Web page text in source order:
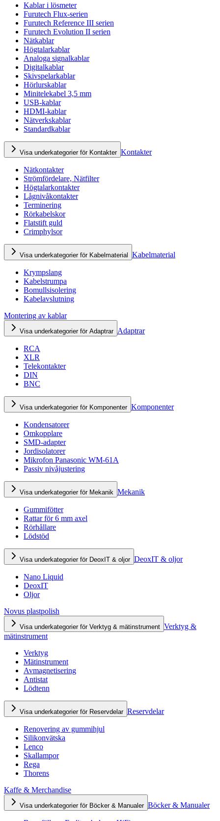
Kablar i lösmeter
Furutech Flux-serien
Furutech Reference III serien
Furutech Evolution II serien
Nätkablar
Högtalarkablar
Analoga signalkablar
Digitalkablar
Skivspelarkablar
Hörlurskablar
Minitelekabel 3,5 mm
USB-kablar
HDMI-kablar
Nätverkskablar
Standardkablar
Visa underkategorier för Kontakter Kontakter
Nätkontakter
Strömfördelare, Nätfilter
Högtalarkontakter
Lågnivåkontakter
Terminering
Rörkabelskor
Flatstift guld
Crimphylsor
Visa underkategorier för Kabelmaterial Kabelmaterial
Krympslang
Kabelstrumpa
Bomullsisolering
Kabelavslutning
Montering av kablar
Visa underkategorier för Adaptrar Adaptrar
RCA
XLR
Telekontakter
DIN
BNC
Visa underkategorier för Komponenter Komponenter
Kondensatorer
Omkopplare
SMD-adapter
Jordisolatorer
Mikrofon Panasonic WM-61A
Passiv nivåjustering
Visa underkategorier för Mekanik Mekanik
Gummifötter
Rattar för 6 mm axel
Rörhållare
Lödstöd
Visa underkategorier för DeoxIT & oljor DeoxIT & oljor
Nano Liquid
DeoxIT
Oljor
Novus plastpolish
Visa underkategorier för Verktyg & mätinstrument Verktyg &
mätinstrument
Verktyg
Mätinstrument
Avmagnetisering
Antistat
Lödtenn
Visa underkategorier för Reservdelar Reservdelar
Renovering av gummihjul
Silikonvätska
Lenco
Skallampor
Rega
Thorens
Kaffe & Merchandise
Visa underkategorier för Böcker & Manualer Böcker & Manualer